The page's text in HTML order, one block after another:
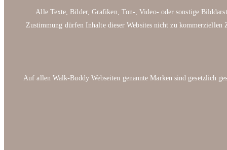
Alle Texte, Bilder, Grafiken, Ton-, Video- oder sonstige
Zustimmung dürfen Inhalte dieser Websites nicht zu
Auf allen Walk-Buddy Webseiten genannte Marken sind gesetzlich